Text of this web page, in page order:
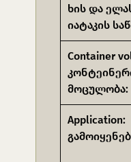
ხის და
იატაკის
Container
მოცულობა:
Application: